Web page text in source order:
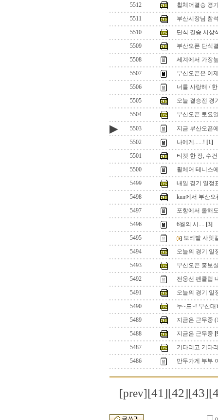
5512
휠체어결승 경
5511
부산시장님 참
5510
단식 결승 시상
5509
부산오픈 단식
5508
세계에서 가장
5507
부산오픈은 이
5506
너를 사랑해 /
5505
오늘 결승전 경
5504
부산오픈 토요
▶ 5503
지금 부산오픈
5502
나에게......! [1]
5501
티켓 한 장, 수
5500
휠체어 테니스
5499
내일 경기 일정
5498
knn에서 부산오
5497
포항에서 올해
5496
6월의 시.... [3]
5495
보리밭 사잇
5494
오늘의 경기 일
5493
부산오픈 홍보
5492
전웅선 펜클럽
5491
오늘의 경기 일
5490
누~드~! 부산대
5489
지금은 근무중
5488
지금은 근무중
5487
기다리고 기다
5486
만두가게 부부
[prev][41][42][43]